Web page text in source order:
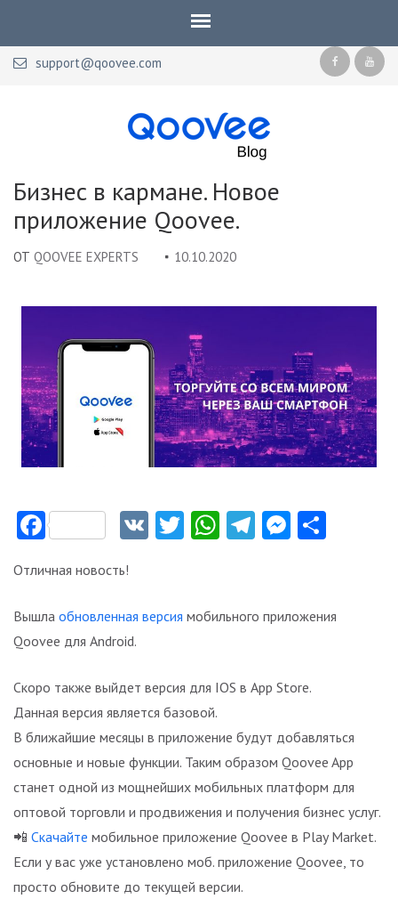
support@qoovee.com
Qoovee Blog
Бизнес в кармане. Новое
приложение Qoovee.
ОТ QOOVEE EXPERTS 10.10.2020
FacebookVK Twitter
WhatsApp
Telegram
Отличная новость!
Вышла обновленная версия мобильного приложения
Qoovee для Android.
Скоро также выйдет версия для IOS в App Store.
Данная версия является базовой.
В ближайшие месяцы в приложение будут добавляться
основные и новые функции. Таким образом Qoovee App
станет одной из мощнейших мобильных платформ для
оптовой торговли и продвижения и получения бизнес услуг.
📲 Скачайте мобильное приложение Qoovee в Play Market.
Если у вас уже установлено моб. приложение Qoovee, то
просто обновите до текущей версии.